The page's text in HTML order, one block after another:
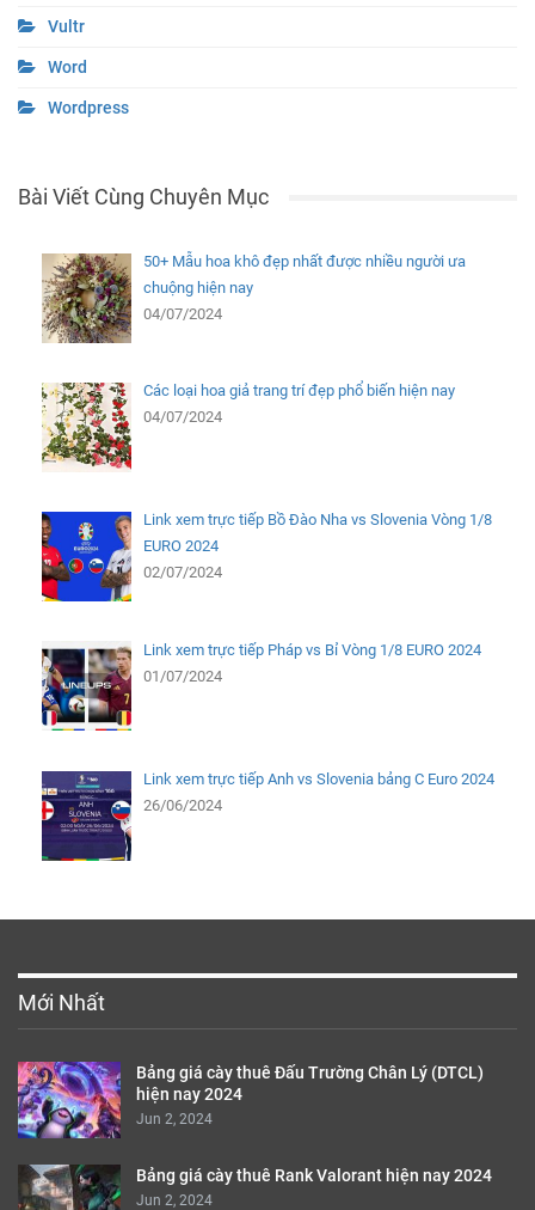
Vultr
Word
Wordpress
Bài Viết Cùng Chuyên Mục
50+ Mẫu hoa khô đẹp nhất được nhiều người ưa
chuộng hiện nay
04/07/2024
Các loại hoa giả trang trí đẹp phổ biến hiện nay
04/07/2024
Link xem trực tiếp Bồ Đào Nha vs Slovenia Vòng 1/8
EURO 2024
02/07/2024
Link xem trực tiếp Pháp vs Bỉ Vòng 1/8 EURO 2024
01/07/2024
Link xem trực tiếp Anh vs Slovenia bảng C Euro 2024
26/06/2024
Mới Nhất
Bảng giá cày thuê Đấu Trường Chân Lý (DTCL)
hiện nay 2024
Jun 2, 2024
Bảng giá cày thuê Rank Valorant hiện nay 2024
Jun 2, 2024